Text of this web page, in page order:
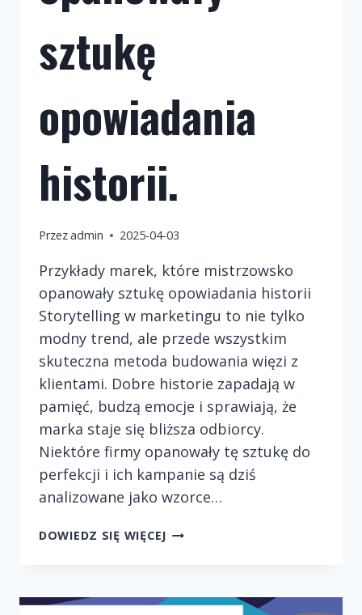
sztukę
opowiadania
historii.
Przezadmin 2025-04-03
Przykłady marek, które mistrzowsko
opanowały sztukę opowiadania historii
Storytelling w marketingu to nie tylko
modny trend, ale przede wszystkim
skuteczna metoda budowania więzi z
klientami. Dobre historie zapadają w
pamięć, budzą emocje i sprawiają, że
marka staje się bliższa odbiorcy.
Niektóre firmy opanowały tę sztukę do
perfekcji i ich kampanie są dziś
analizowane jako wzorce…
DOWIEDZ SIĘ WIĘCEJPRZYKŁADY
OPANOWAŁY